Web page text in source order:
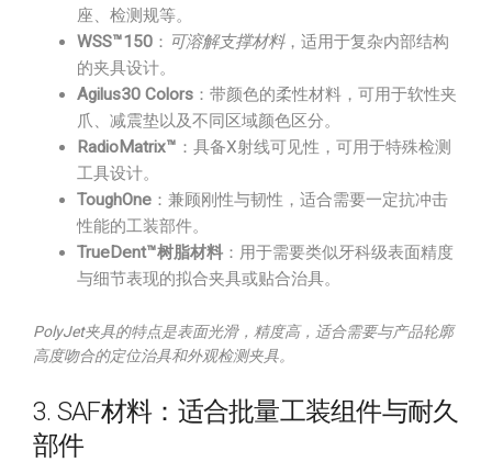
座、检测规等。
WSS™150 ： 可溶解支撑材料，适用于复杂内部结构
的夹具设计。
Agilus30 Colors ：带颜色的柔性材料，可用于软性夹
爪、减震垫以及不同区域颜色区分。
RadioMatrix™ ：具备X射线可见性，可用于特殊检测
工具设计。
ToughOne ：兼顾刚性与韧性，适合需要一定抗冲击
性能的工装部件。
TrueDent™树脂材料 ：用于需要类似牙科级表面精度
与细节表现的拟合夹具或贴合治具。
PolyJet夹具的特点是表面光滑，精度高，适合需要与产品轮廓
高度吻合的定位治具和外观检测夹具。
3. SAF材料：适合批量工装组件与耐久
部件